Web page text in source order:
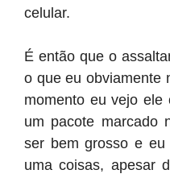
celular.
É então que o
o que eu obviamente
momento eu vejo ele
um pacote marcado
ser bem grosso e
uma coisas, apesar